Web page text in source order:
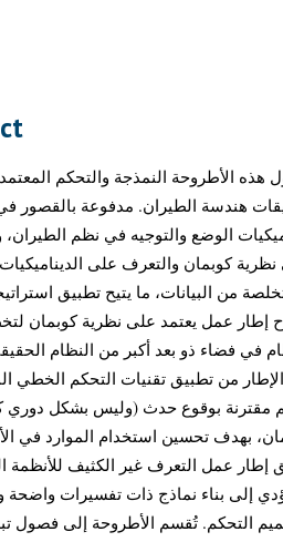
هذه الأطروحة النمذجة والتحكم
هندسة الطيران. مدفوعة بالقصور في
الوضع والتوجيه في نظم
كوبمان والتعرف على
من البيانات، ما يتيح تطبيق
إطار عمل يعتمد على نظرية كوبمان
في فضاء ذو بعد أكبر من النظام
من تطبيق تقنيات التحكم الخطي
مقترنة بوقوع حدث (وليس بشكل دوري
بهدف تحسين استخدام الموارد في
إطار عمل التعرف غير الكثيف للأنظمة
إلى بناء نماذج ذات تفسيرات واضحة
التحكم. تُقسم الأطروحة إلى فصول